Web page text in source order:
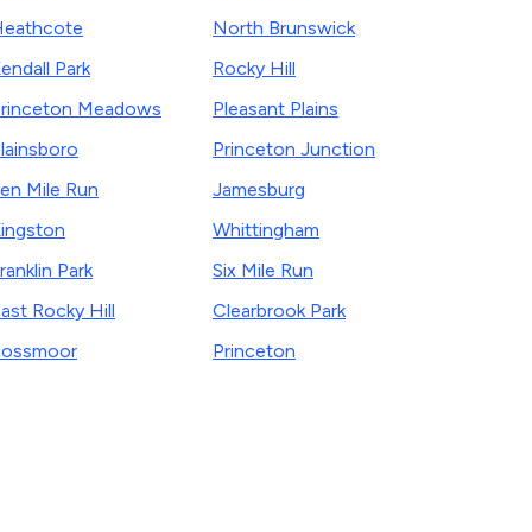
Park
Meadows
Mile Run
Park
Rocky Hill
North Brunswick
Rocky Hill
Pleasant Plains
Princeton Junction
Jamesburg
Whittingham
Six Mile Run
Clearbrook Park
Princeton